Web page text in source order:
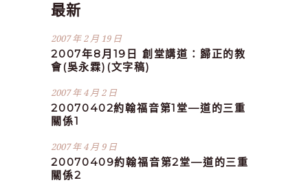
最新
2007 年 2 月 19 日
2007年8月19日 創堂講道：歸正的教
會(吳永霖)(文字稿)
2007 年 4 月 2 日
20070402約翰福音第1堂—道的三重
關係1
2007 年 4 月 9 日
20070409約翰福音第2堂—道的三重
關係2